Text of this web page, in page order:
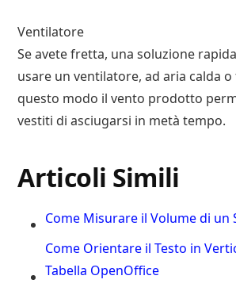
Ventilatore
Se avete fretta, una soluzione
usare un ventilatore, ad aria calda
questo modo il vento prodotto
vestiti di asciugarsi in metà tempo.
Articoli Simili
Come Misurare il Volume di un
Come Orientare il Testo in
Tabella OpenOffice